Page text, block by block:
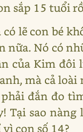
sắp 15 tuổi
có lẽ con bé
nữa. Nó có
của Kim đôi
mà cả loài
phải đắn đo
Tại sao nàng
vì con số 14?